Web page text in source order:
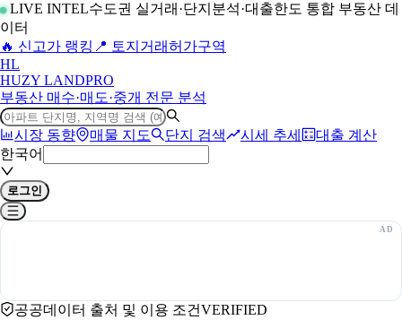
LIVE INTEL수도권 실거래·단지분석·대출한도 통합 부동산 데
이터
🔥 신고가 랭킹 📍 토지거래허가구역
HL
HUZY LANDPRO
부동산 매수·매도·중개 전문 분석
시장 동향 매물 지도 단지 검색 시세 추세
대출 계산
한국어
로그인
공공데이터 출처 및 이용 조건VERIFIED